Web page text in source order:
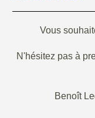
Vous
N'hésitez pas à
Benoît